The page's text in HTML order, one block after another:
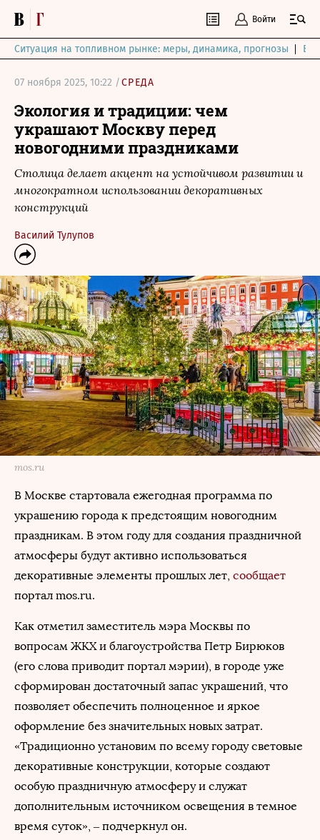
Войти
Ситуация на топливном рынке: меры, динамика, прогнозы
07 ноября 2025, 10:22 /СРЕДА
Экология и традиции: чем
украшают Москву перед
новогодними праздниками
Столица делает акцент на устойчивом развитии и
многократном использовании декоративных
конструкций
Василий Тулупов
mos.ru
В Москве стартовала ежегодная программа по
украшению города к предстоящим новогодним
праздникам. В этом году для создания праздничной
атмосферы будут активно использоваться
декоративные элементы прошлых лет, сообщает
портал mos.ru.
Как отметил заместитель мэра Москвы по
вопросам ЖКХ и благоустройства Петр Бирюков
(его слова приводит портал мэрии), в городе уже
сформирован достаточный запас украшений, что
позволяет обеспечить полноценное и яркое
оформление без значительных новых затрат.
«Традиционно установим по всему городу световые
декоративные конструкции, которые создают
особую праздничную атмосферу и служат
дополнительным источником освещения в темное
время суток», – подчеркнул он.